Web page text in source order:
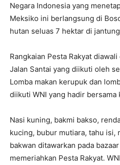
Negara Indonesia yang
Meksiko ini berlangsung di
hutan seluas 7 hektar di
Rangkaian Pesta Rakyat
Jalan Santai yang diikuti oleh
Lomba makan kerupuk dan
diikuti WNI yang hadir bersama
Nasi kuning, bakmi bakso,
kucing, bubur mutiara, tahu isi,
bakwan ditawarkan pada
memeriahkan Pesta Rakyat.